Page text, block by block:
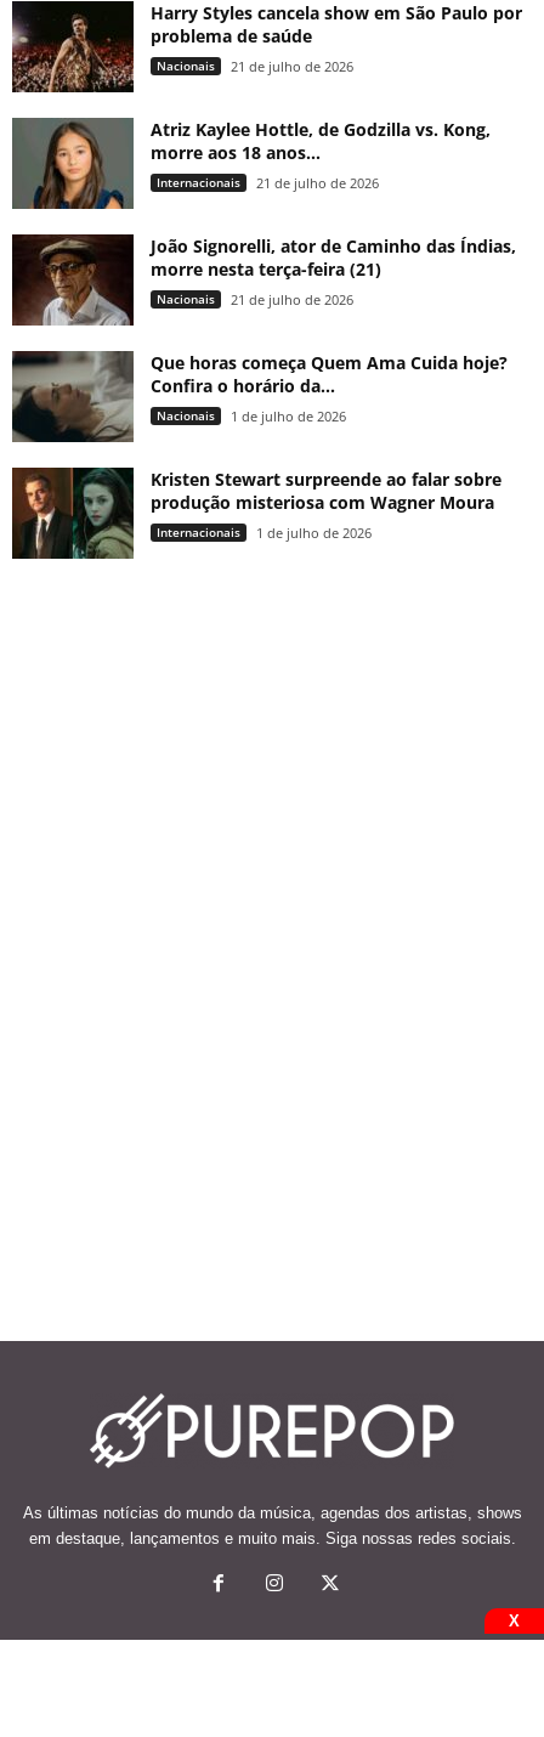
Harry Styles cancela show em São Paulo por
problema de saúde
Nacionais 21 de julho de 2026
Atriz Kaylee Hottle, de Godzilla vs. Kong,
morre aos 18 anos...
Internacionais 21 de julho de 2026
João Signorelli, ator de Caminho das Índias,
morre nesta terça-feira (21)
Nacionais 21 de julho de 2026
Que horas começa Quem Ama Cuida hoje?
Confira o horário da...
Nacionais 1 de julho de 2026
Kristen Stewart surpreende ao falar sobre
produção misteriosa com Wagner Moura
Internacionais 1 de julho de 2026
As últimas notícias do mundo da música, agendas dos artistas, shows
em destaque, lançamentos e muito mais. Siga nossas redes sociais.
X